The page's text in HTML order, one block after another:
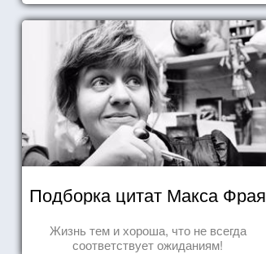
Подборка цитат Макса Фрая
Жизнь тем и хороша, что не всегда
соответствует ожиданиям!